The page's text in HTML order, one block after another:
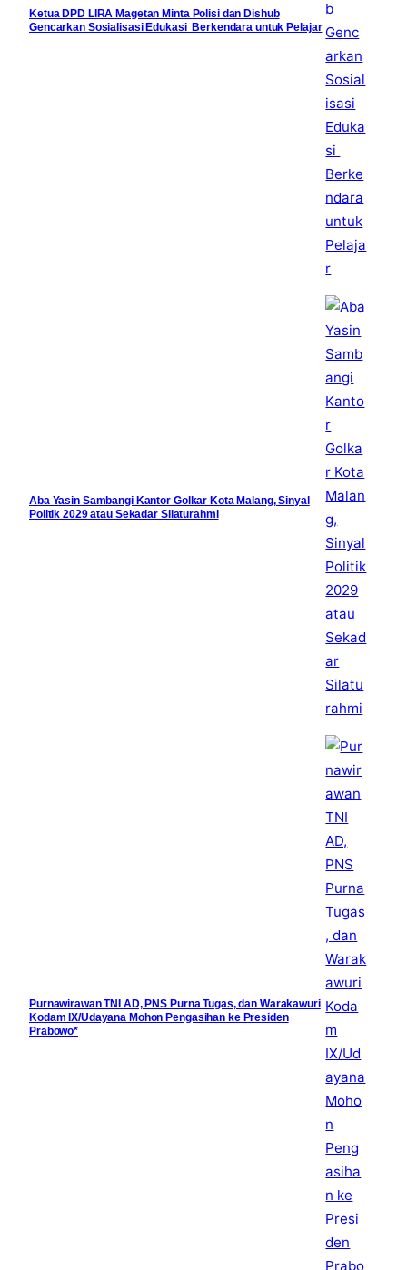
Ketua DPD LIRA Magetan Minta Polisi dan Dishub
Gencarkan Sosialisasi Edukasi Berkendara untuk Pelajar
Aba Yasin Sambangi Kantor Golkar Kota Malang, Sinyal
Politik 2029 atau Sekadar Silaturahmi
Purnawirawan TNI AD, PNS Purna Tugas, dan Warakawuri
Kodam IX/Udayana Mohon Pengasihan ke Presiden
Prabowo*